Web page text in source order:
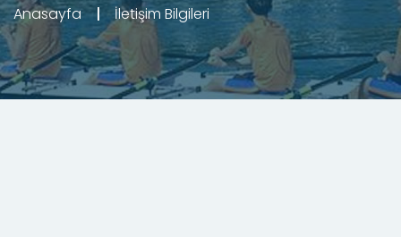
Anasayfa İletişim Bilgileri